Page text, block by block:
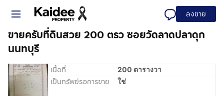
ลงขาย
ขายครับที่ดินสวย 200 ตรว ซอยวัดลาดปลาดุก
นนทบุรี
เนื้อที่ 200 ตารางวา
เป็นทรัพย์รอการขาย ใช่